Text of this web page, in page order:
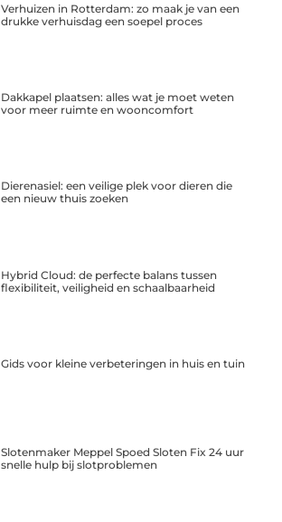
Verhuizen in Rotterdam: zo maak je van een
drukke verhuisdag een soepel proces
Dakkapel plaatsen: alles wat je moet weten
voor meer ruimte en wooncomfort
Dierenasiel: een veilige plek voor dieren die
een nieuw thuis zoeken
Hybrid Cloud: de perfecte balans tussen
flexibiliteit, veiligheid en schaalbaarheid
Gids voor kleine verbeteringen in huis en tuin
Slotenmaker Meppel Spoed Sloten Fix 24 uur
snelle hulp bij slotproblemen